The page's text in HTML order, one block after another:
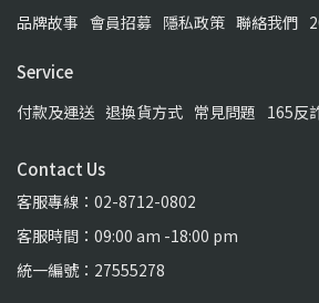
品牌故事 會員招募 隱私政策 聯絡我們
Service
付款及運送 退換貨方式 常見問題 165反
Contact Us
客服專線：02-8712-0802
客服時間：09:00 am -18:00 pm
統一編號：27555278